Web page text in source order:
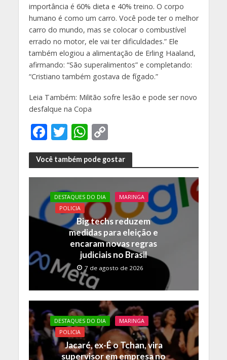
importância é 60% dieta e 40% treino. O corpo
humano é como um carro. Você pode ter o melhor
carro do mundo, mas se colocar o combustível
errado no motor, ele vai ter dificuldades.” Ele
também elogiou a alimentação de Erling Haaland,
afirmando: “São superalimentos” e completando:
“Cristiano também gostava de fígado.”
Leia Também: Militão sofre lesão e pode ser novo
desfalque na Copa
F
ac
e
b
o
o
k
T
w
itt
er
W
h
at
s
A
p
p
C
o
p
y
Li
n
k
Você também pode gostar
DESTAQUES DO DIA
MARINGA
POLICIA
Big techs reduzem
medidas para eleição e
encaram novas regras
judiciais no Brasil
7 de agosto de 2026
DESTAQUES DO DIA
MARINGA
POLICIA
Jacaré, ex-É o Tchan, vira
supervisor em empresa no